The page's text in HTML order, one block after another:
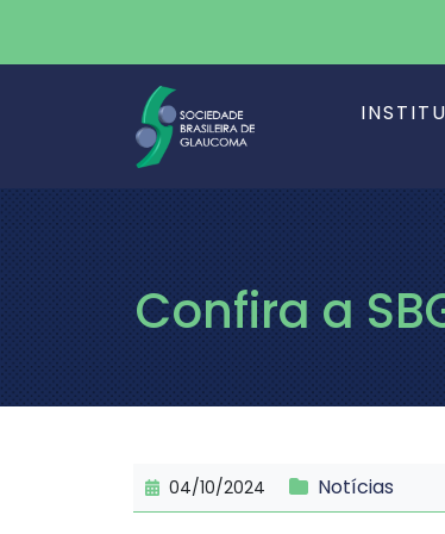
Confira a
04/10/2024 Notícias